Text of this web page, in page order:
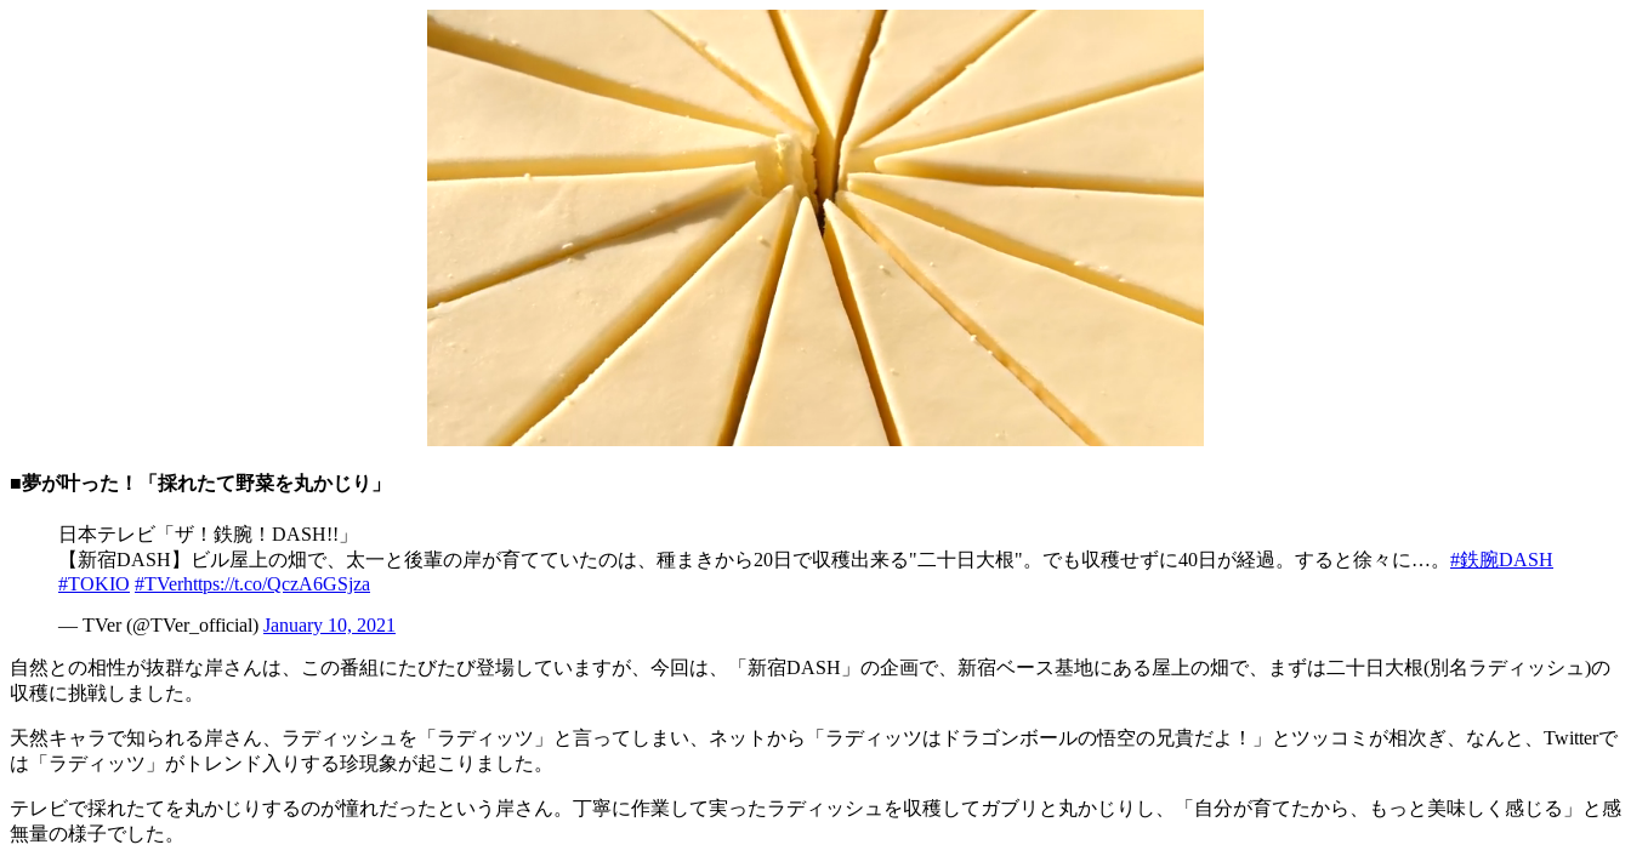
■夢が叶った！「採れたて野菜を丸かじり」
日本テレビ「ザ！鉄腕！DASH!!」
【新宿DASH】ビル屋上の畑で、太一と後輩の岸が育てていたのは、種まきから20日で収穫出来る"二十日大根"。でも収穫せずに40日が経過。すると徐々に…。 #鉄腕DASH
#TOKIO #TVerhttps://t.co/QczA6GSjza
— TVer (@TVer_official) January 10, 2021
自然との相性が抜群な岸さんは、この番組にたびたび登場していますが、今回は、「新宿DASH」の企画で、新宿ベース基地にある屋上の畑で、まずは二十日大根(別名ラディッシュ)の
収穫に挑戦しました。
天然キャラで知られる岸さん、ラディッシュを「ラディッツ」と言ってしまい、ネットから「ラディッツはドラゴンボールの悟空の兄貴だよ！」とツッコミが相次ぎ、なんと、Twitterで
は「ラディッツ」がトレンド入りする珍現象が起こりました。
テレビで採れたてを丸かじりするのが憧れだったという岸さん。丁寧に作業して実ったラディッシュを収穫してガブリと丸かじりし、「自分が育てたから、もっと美味しく感じる」と感
無量の様子でした。